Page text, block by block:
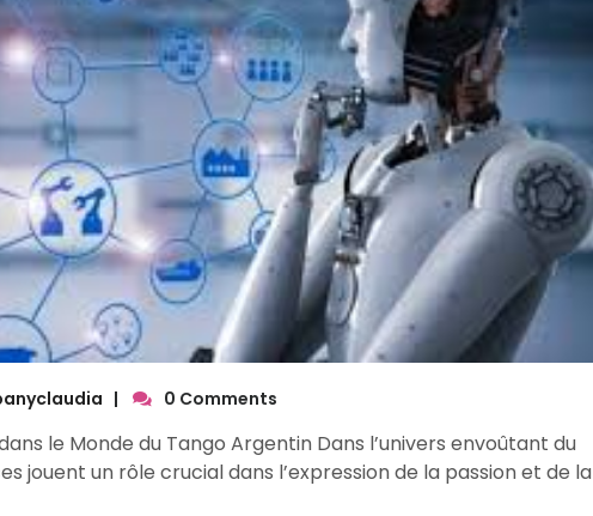
| 0 Comments
le Monde du Tango Argentin Dans l’univers envoûtant du
jouent un rôle crucial dans l’expression de la passion et de la